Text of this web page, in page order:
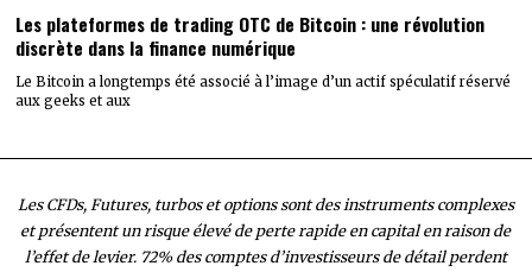
Les plateformes de trading OTC de Bitcoin : une révolution
discrète dans la finance numérique
Le Bitcoin a longtemps été associé à l’image d’un actif spéculatif réservé
aux geeks et aux
Les CFDs, Futures, turbos et options sont des instruments complexes
et présentent un risque élevé de perte rapide en capital en raison de
l’effet de levier. 72% des comptes d’investisseurs de détail perdent